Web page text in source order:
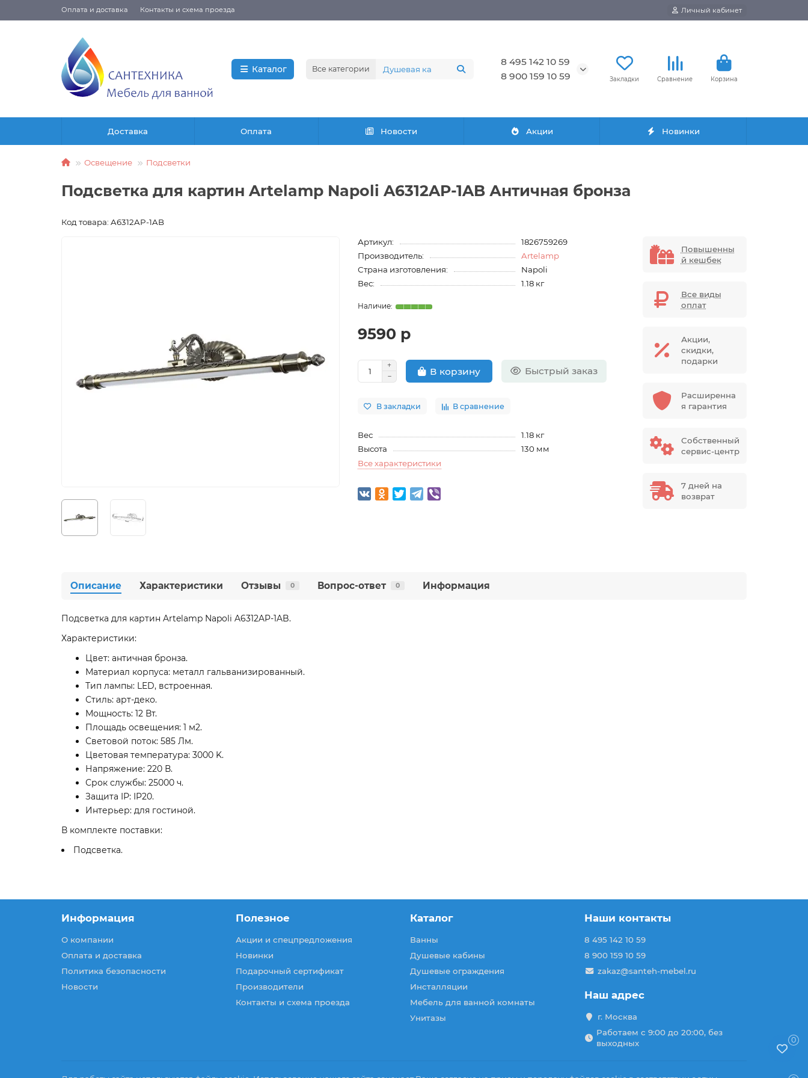
Оплата и доставка Контакты и схема проезда Личный кабинет
Каталог Все категории
8 495 142 10 59
8 900 159 10 59
Закладки Сравнение Корзина
Доставка Оплата Новости Акции Новинки
Освещение Подсветки
Подсветка для картин Artelamp Napoli A6312AP-1AB Античная бронза
Код товара: A6312AP-1AB
Артикул:
1826759269
Производитель:
Artelamp
Страна изготовления:
Napoli
Вес:
1.18 кг
9590 р
В корзину Быстрый заказ
В закладки В сравнение
Вес
1.18 кг
Высота
130 мм
Все характеристики
Повышенны
й кешбек
Все виды
оплат
Акции,
скидки,
подарки
Расширенна
я гарантия
Собственный
сервис-центр
7 дней на
возврат
Описание Характеристики Отзывы 0 Вопрос-ответ 0 Информация
Подсветка для картин Artelamp Napoli A6312AP-1AB.
Характеристики:
Цвет: античная бронза.
Материал корпуса: металл гальванизированный.
Тип лампы: LED, встроенная.
Стиль: арт-деко.
Мощность: 12 Вт.
Площадь освещения: 1 м2.
Световой поток: 585 Лм.
Цветовая температура: 3000 K.
Напряжение: 220 В.
Срок службы: 25000 ч.
Защита IP: IP20.
Интерьер: для гостиной.
В комплекте поставки:
Подсветка.
Информация
О компании
Оплата и доставка
Политика безопасности
Новости
Полезное
Акции и спецпредложения
Новинки
Подарочный сертификат
Производители
Контакты и схема проезда
Каталог
Ванны
Душевые кабины
Душевые ограждения
Инсталляции
Мебель для ванной комнаты
Унитазы
Наши контакты
8 495 142 10 59
8 900 159 10 59
zakaz@santeh-mebel.ru
Наш адрес
г. Москва
Работаем с 9:00 до 20:00, без
выходных
0